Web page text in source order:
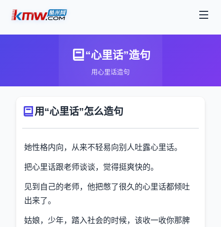
“心里话”造句
用心里话造句
用“心里话”怎么造句
她性格内向，从来不轻易向别人吐露心里话。
把心里话跟老师谈谈，觉得挺爽快的。
见到自己的老师，他把憋了很久的心里话都倾吐
出来了。
姑娘，少年，踏入社会的时候，该收一收你那脾